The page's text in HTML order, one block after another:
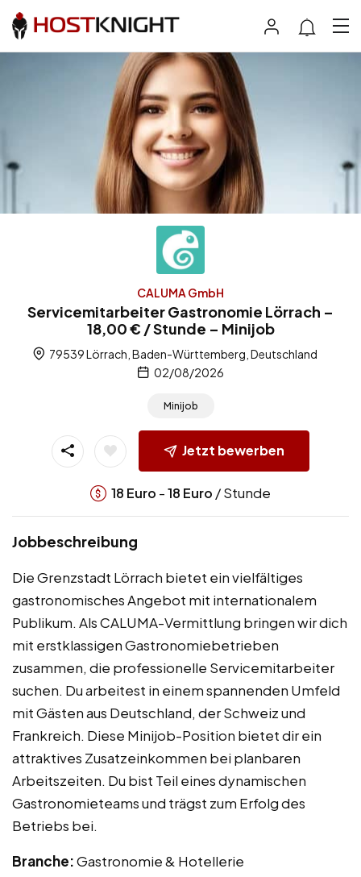
CALUMA GmbH
Servicemitarbeiter Gastronomie Lörrach –
18,00 € / Stunde – Minijob
79539 Lörrach, Baden-Württemberg, Deutschland
02/08/2026
Minijob
Jetzt bewerben
18 Euro -18 Euro / Stunde
Jobbeschreibung
Die Grenzstadt Lörrach bietet ein vielfältiges
gastronomisches Angebot mit internationalem
Publikum. Als CALUMA-Vermittlung bringen wir dich
mit erstklassigen Gastronomiebetrieben
zusammen, die professionelle Servicemitarbeiter
suchen. Du arbeitest in einem spannenden Umfeld
mit Gästen aus Deutschland, der Schweiz und
Frankreich. Diese Minijob-Position bietet dir ein
attraktives Zusatzeinkommen bei planbaren
Arbeitszeiten. Du bist Teil eines dynamischen
Gastronomieteams und trägst zum Erfolg des
Betriebs bei.
Branche:Gastronomie & Hotellerie